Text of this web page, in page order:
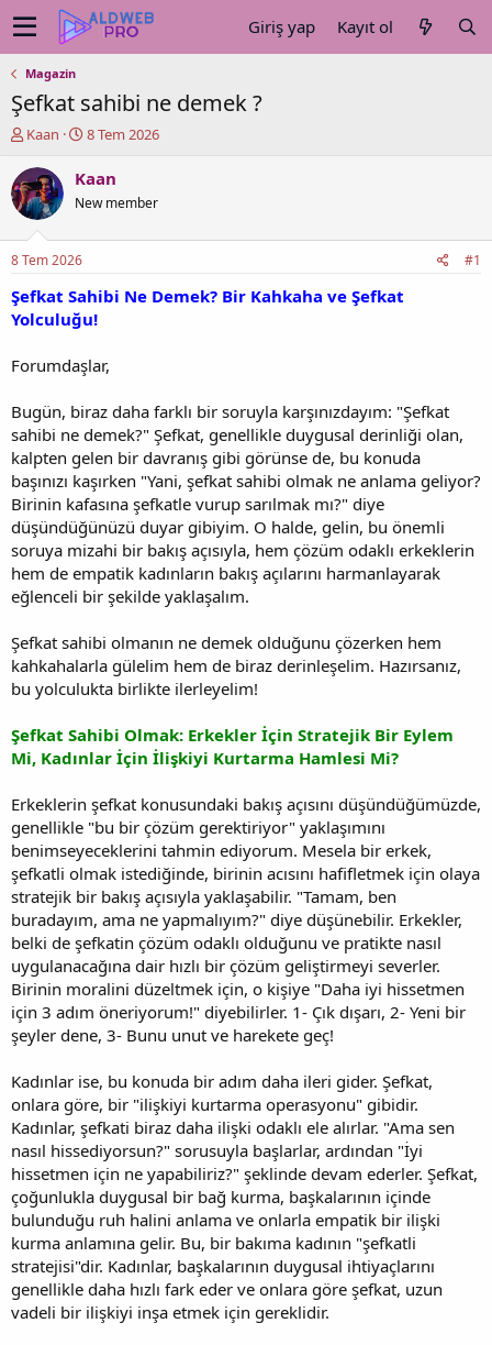
Giriş yap Kayıt ol
Magazin
Şefkat sahibi ne demek ?
K
n
u
y
b
a
ş
a
a
Kaan
B
ş
a
ç
a
i
i
8 Tem 2026
Kaan
New member
8 Tem 2026 #1
Şefkat Sahibi Ne Demek? Bir Kahkaha ve Şefkat
Yolculuğu!
Forumdaşlar,
Bugün, biraz daha farklı bir soruyla karşınızdayım: "Şefkat
sahibi ne demek?" Şefkat, genellikle duygusal derinliği olan,
kalpten gelen bir davranış gibi görünse de, bu konuda
başınızı kaşırken "Yani, şefkat sahibi olmak ne anlama geliyor?
Birinin kafasına şefkatle vurup sarılmak mı?" diye
düşündüğünüzü duyar gibiyim. O halde, gelin, bu önemli
soruya mizahi bir bakış açısıyla, hem çözüm odaklı erkeklerin
hem de empatik kadınların bakış açılarını harmanlayarak
eğlenceli bir şekilde yaklaşalım.
Şefkat sahibi olmanın ne demek olduğunu çözerken hem
kahkahalarla gülelim hem de biraz derinleşelim. Hazırsanız,
bu yolculukta birlikte ilerleyelim!
Şefkat Sahibi Olmak: Erkekler İçin Stratejik Bir Eylem
Mi, Kadınlar İçin İlişkiyi Kurtarma Hamlesi Mi?
Erkeklerin şefkat konusundaki bakış açısını düşündüğümüzde,
genellikle "bu bir çözüm gerektiriyor" yaklaşımını
benimseyeceklerini tahmin ediyorum. Mesela bir erkek,
şefkatli olmak istediğinde, birinin acısını hafifletmek için olaya
stratejik bir bakış açısıyla yaklaşabilir. "Tamam, ben
buradayım, ama ne yapmalıyım?" diye düşünebilir. Erkekler,
belki de şefkatin çözüm odaklı olduğunu ve pratikte nasıl
uygulanacağına dair hızlı bir çözüm geliştirmeyi severler.
Birinin moralini düzeltmek için, o kişiye "Daha iyi hissetmen
için 3 adım öneriyorum!" diyebilirler. 1- Çık dışarı, 2- Yeni bir
şeyler dene, 3- Bunu unut ve harekete geç!
Kadınlar ise, bu konuda bir adım daha ileri gider. Şefkat,
onlara göre, bir "ilişkiyi kurtarma operasyonu" gibidir.
Kadınlar, şefkati biraz daha ilişki odaklı ele alırlar. "Ama sen
nasıl hissediyorsun?" sorusuyla başlarlar, ardından "İyi
hissetmen için ne yapabiliriz?" şeklinde devam ederler. Şefkat,
çoğunlukla duygusal bir bağ kurma, başkalarının içinde
bulunduğu ruh halini anlama ve onlarla empatik bir ilişki
kurma anlamına gelir. Bu, bir bakıma kadının "şefkatli
stratejisi"dir. Kadınlar, başkalarının duygusal ihtiyaçlarını
genellikle daha hızlı fark eder ve onlara göre şefkat, uzun
vadeli bir ilişkiyi inşa etmek için gereklidir.